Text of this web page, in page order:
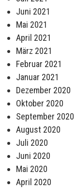
Juni 2021
Mai 2021
April 2021
März 2021
Februar 2021
Januar 2021
Dezember 2020
Oktober 2020
September 2020
August 2020
Juli 2020
Juni 2020
Mai 2020
April 2020